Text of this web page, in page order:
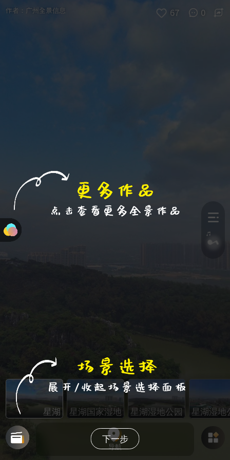
跳过
退出VR模式
VR参数设置
作者： 广州全景信息 67 0
星湖湿地公园航拍图
星湖国家湿地公园星湖湿地公园航拍星湖湿地
导航
下一步